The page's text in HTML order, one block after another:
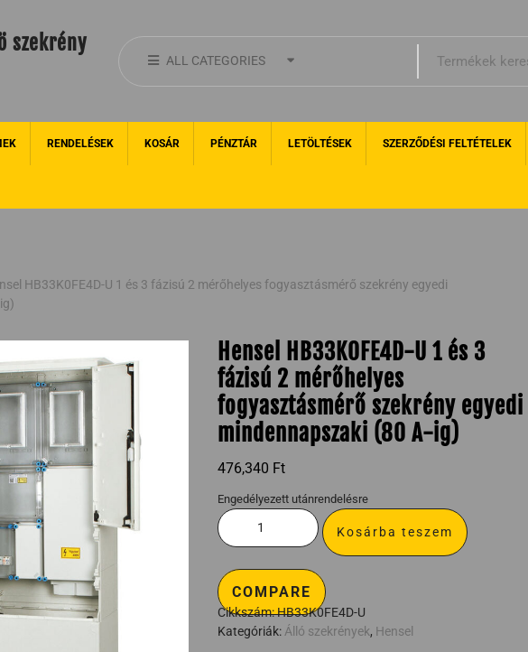
szekrény
ALL CATEGORIES
RENDELÉSEK KOSÁR PÉNZTÁR LETÖLTÉSEK SZERZŐDÉSI FELTÉTELEK
HB33K0FE4D-U 1 és 3 fázisú 2 mérőhelyes fogyasztásmérő szekrény egyedi
Hensel HB33K0FE4D-U 1 és 3
fázisú 2 mérőhelyes
fogyasztásmérő szekrény egyedi
mindennapszaki (80 A-ig)
476,340 Ft
Engedélyezett utánrendelésre
Kosárba teszem
COMPARE
Cikkszám:HB33K0FE4D-U
Kategóriák: Álló szekrények, Hensel